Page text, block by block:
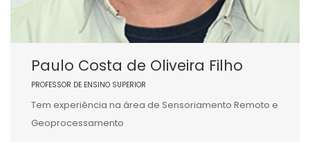
Paulo Costa de Oliveira Filho
PROFESSOR DE ENSINO SUPERIOR
Tem experiência na área de Sensoriamento Remoto e
Geoprocessamento